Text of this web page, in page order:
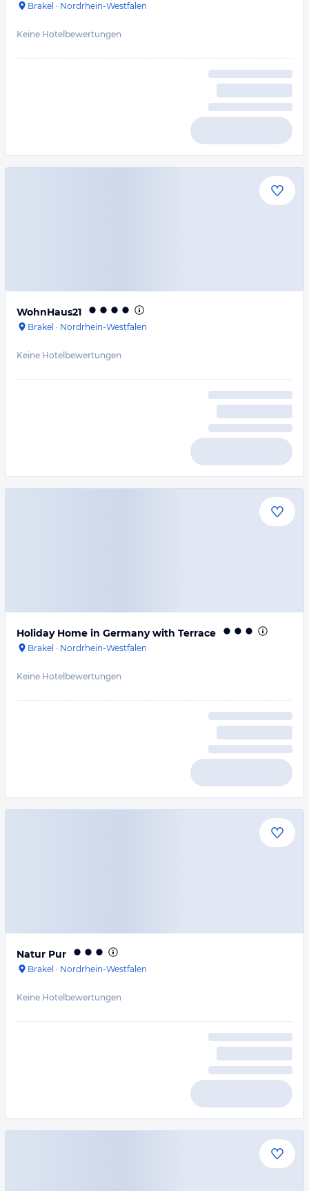
Brakel · Nordrhein-Westfalen
Keine Hotelbewertungen
WohnHaus21
Brakel · Nordrhein-Westfalen
Keine Hotelbewertungen
Holiday Home in Germany with Terrace
Brakel · Nordrhein-Westfalen
Keine Hotelbewertungen
Natur Pur
Brakel · Nordrhein-Westfalen
Keine Hotelbewertungen